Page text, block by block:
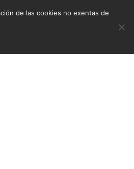
de las cookies no exentas de